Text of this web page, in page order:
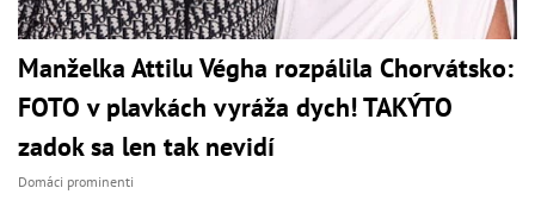
Manželka Attilu Végha rozpálila Chorvátsko:
FOTO v plavkách vyráža dych! TAKÝTO
zadok sa len tak nevidí
Domáci prominenti